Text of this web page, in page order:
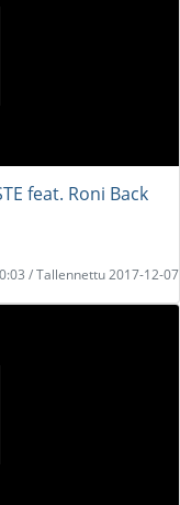
feat. Roni Back
/ Tallennettu 2017-12-07